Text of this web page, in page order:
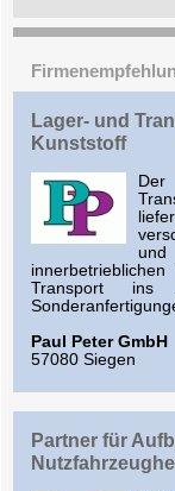
Lager- und
Kunststoff
Transport ins
Paul Peter GmbH
57080 Siegen
Partner für